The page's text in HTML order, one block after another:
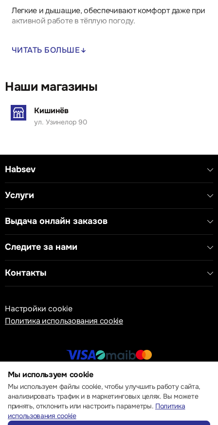
Легкие и дышащие, обеспечивают комфорт даже при
активной работе в тёплую погоду.
инструментов и мелочей.
сервисных работ в летний период.
ЧИТАТЬ БОЛЬШЕ
Наши магазины
Кишинёв
ул. Узинелор 90
Habsev
Услуги
Выдача онлайн заказов
Следите за нами
Контакты
Настройки cookie
Политика использования cookie
© 2013 – 2026 ECOM
Мы используем cookie
Мы используем файлы cookie, чтобы улучшить работу сайта,
анализировать трафик и в маркетинговых целях. Вы можете
принять, отклонить или настроить параметры. Политика
использования cookie